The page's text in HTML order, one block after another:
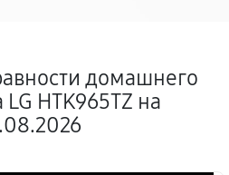
домашнего
HTK965TZ на